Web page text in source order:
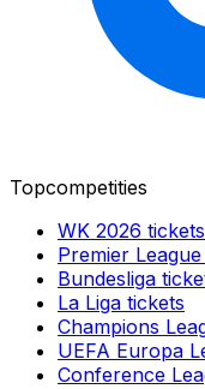
Topcompetities
WK 2026 tickets
Premier League
Bundesliga
La Liga tickets
Champions
UEFA Europa
Conference